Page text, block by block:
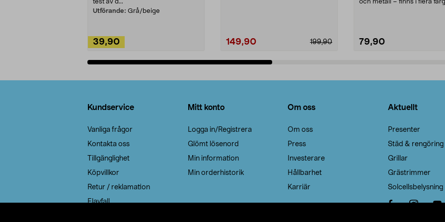
test av d...
Utförande: Grå/beige
39,90 199,90
149,90
och metall – finns i flera
79,90
Kundservice
Vanliga frågor
Kontakta oss
Tillgänglighet
Köpvillkor
Retur / reklamation
Elavfall
Mitt konto
Logga in/Registrera
Glömt lösenord
Min information
Min orderhistorik
Om oss
Om oss
Press
Investerare
Hållbarhet
Karriär
Aktuellt
Presenter
Städ & rengöring
Grillar
Grästrimmer
Solcellsbelysning